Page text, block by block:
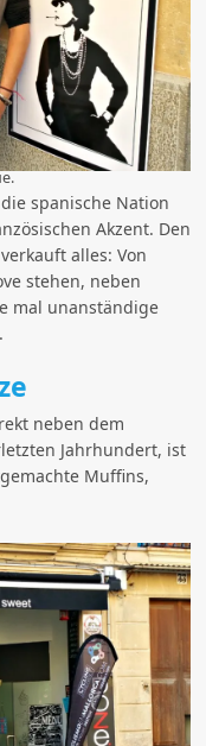
spanische Nation
Akzent. Den
alles: Von
stehen, neben
mal unanständige
neben dem
Jahrhundert, ist
Muffins,